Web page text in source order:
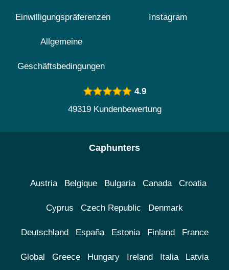
Einwilligungspräferenzen
Allgemeine
Geschäftsbedingungen
Instagram
4.9
49319 Kundenbewertung
Caphunters
Austria Belgique Bulgaria Canada Croatia
Cyprus Czech Republic Denmark
Deutschland España Estonia Finland France
Global Greece Hungary Ireland Italia Latvia